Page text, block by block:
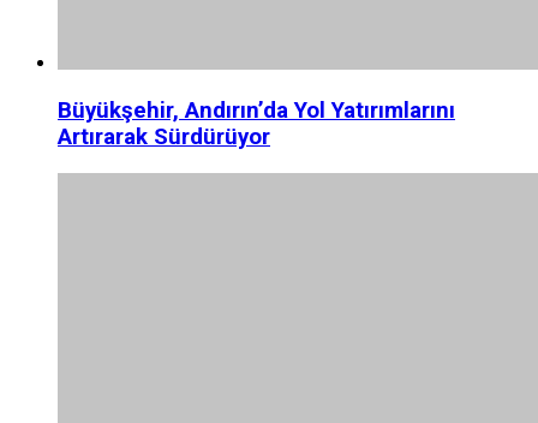
Büyükşehir, Andırın’da Yol Yatırımlarını
Artırarak Sürdürüyor